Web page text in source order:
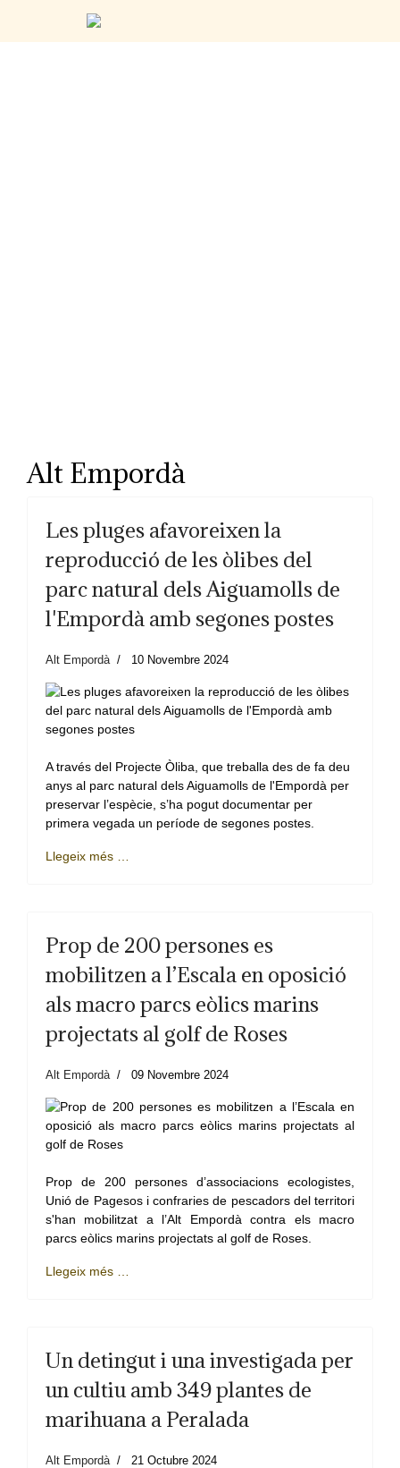
Alt Empordà
Les pluges afavoreixen la
reproducció de les òlibes del
parc natural dels Aiguamolls de
l'Empordà amb segones postes
Alt Empordà 10 Novembre 2024
A través del Projecte Òliba, que treballa des de fa deu
anys al parc natural dels Aiguamolls de l'Empordà per
preservar l’espècie, s’ha pogut documentar per
primera vegada un període de segones postes.
Llegeix més …
Prop de 200 persones es
mobilitzen a l’Escala en oposició
als macro parcs eòlics marins
projectats al golf de Roses
Alt Empordà 09 Novembre 2024
Prop de 200 persones d’associacions ecologistes,
Unió de Pagesos i confraries de pescadors del territori
s'han mobilitzat a l’Alt Empordà contra els macro
parcs eòlics marins projectats al golf de Roses.
Llegeix més …
Un detingut i una investigada per
un cultiu amb 349 plantes de
marihuana a Peralada
Alt Empordà 21 Octubre 2024